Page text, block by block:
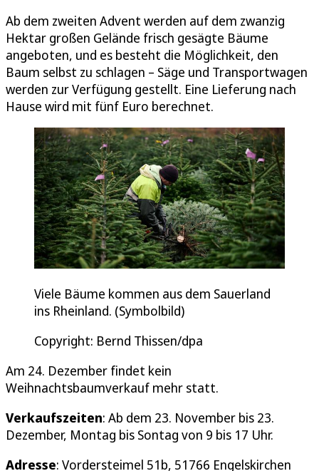
Ab dem zweiten Advent werden auf dem zwanzig
Hektar großen Gelände frisch gesägte Bäume
angeboten, und es besteht die Möglichkeit, den
Baum selbst zu schlagen – Säge und Transportwagen
werden zur Verfügung gestellt. Eine Lieferung nach
Hause wird mit fünf Euro berechnet.
Viele Bäume kommen aus dem Sauerland
ins Rheinland. (Symbolbild)
Copyright: Bernd Thissen/dpa
Am 24. Dezember findet kein
Weihnachtsbaumverkauf mehr statt.
Verkaufszeiten: Ab dem 23. November bis 23.
Dezember, Montag bis Sontag von 9 bis 17 Uhr.
Adresse: Vordersteimel 51b, 51766 Engelskirchen